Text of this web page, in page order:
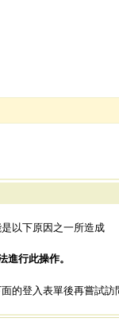
以下原因之一所造成
進行此操作。
的登入表單後再嘗試訪